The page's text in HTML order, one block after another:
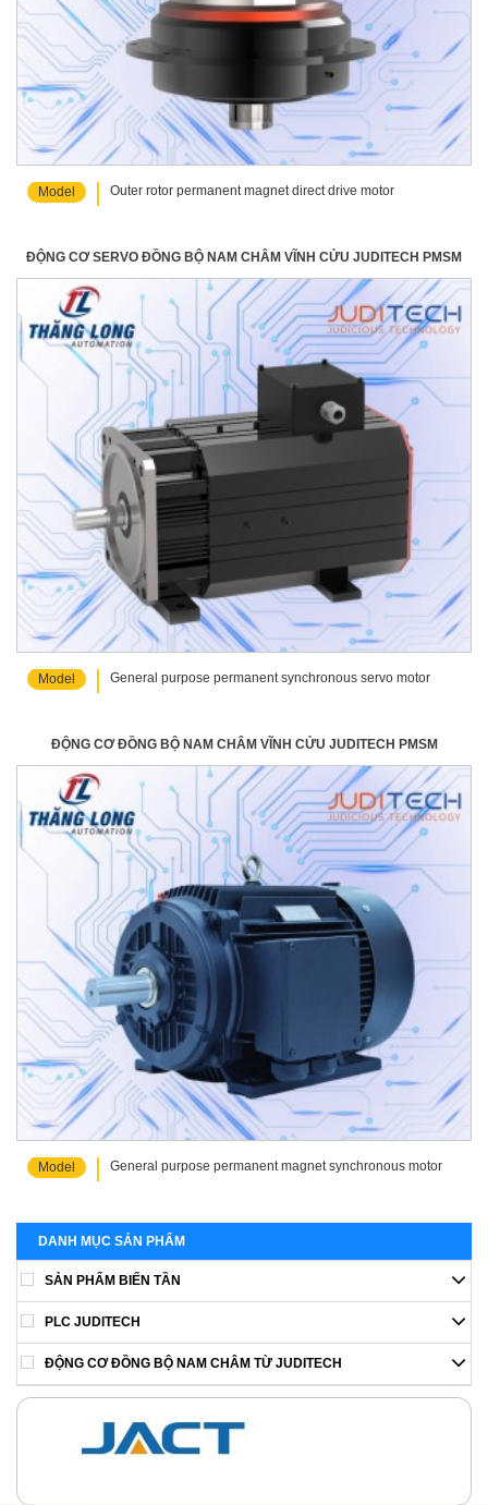
Model Outer rotor permanent magnet direct drive motor
ĐỘNG CƠ SERVO ĐỒNG BỘ NAM CHÂM VĨNH CỬU JUDITECH PMSM
Model General purpose permanent synchronous servo motor
ĐỘNG CƠ ĐỒNG BỘ NAM CHÂM VĨNH CỬU JUDITECH PMSM
Model General purpose permanent magnet synchronous motor
DANH MỤC SẢN PHẨM
SẢN PHẨM BIẾN TẦN
PLC JUDITECH
ĐỘNG CƠ ĐỒNG BỘ NAM CHÂM TỪ JUDITECH